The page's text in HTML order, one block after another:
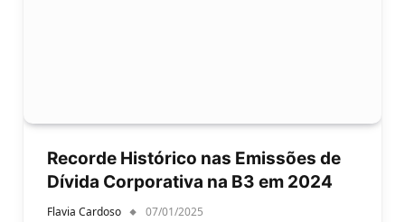
Recorde Histórico nas Emissões de
Dívida Corporativa na B3 em 2024
Flavia Cardoso 07/01/2025